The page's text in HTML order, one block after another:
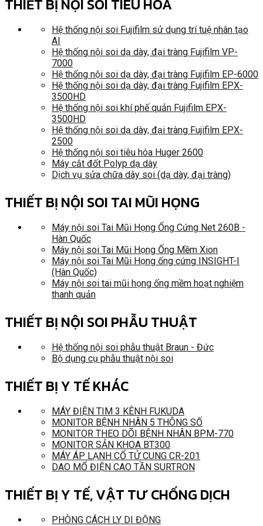
THIẾT BỊ NỘI SOI TIÊU HÓA
Hệ thống nội soi Fujifilm sử dụng trí tuệ nhân tạo
AI
Hệ thống nội soi dạ dày, đại tràng Fujifilm VP-
7000
Hệ thống nội soi dạ dày, đại tràng Fujifilm EP-6000
Hệ thống nội soi dạ dày, đại tràng Fujifilm EPX-
3500HD
Hệ thống nội soi khí phế quản Fujifilm EPX-
3500HD
Hệ thống nội soi dạ dày, đại tràng Fujifilm EPX-
2500
Hệ thống nội soi tiêu hóa Huger 2600
Máy cắt đốt Polyp dạ dày
Dịch vụ sửa chữa dây soi (dạ dày, đại tràng)
THIẾT BỊ NỘI SOI TAI MŨI HỌNG
Máy nội soi Tai Mũi Họng Ống Cứng Net 260B -
Hàn Quốc
Máy nội soi Tai Mũi Họng Ống Mềm Xion
Máy nội soi Tai Mũi Họng ống cứng INSIGHT-I
(Hàn Quốc)
Máy nội soi tai mũi họng ống mềm hoạt nghiệm
thanh quản
THIẾT BỊ NỘI SOI PHẪU THUẬT
Hệ thống nội soi phẫu thuật Braun - Đức
Bộ dụng cụ phẫu thuật nội soi
THIẾT BỊ Y TẾ KHÁC
MÁY ĐIỆN TIM 3 KÊNH FUKUDA
MONITOR BỆNH NHÂN 5 THÔNG SỐ
MONITOR THEO DÕI BỆNH NHÂN BPM-770
MONITOR SẢN KHOA BT300
MÁY ÁP LẠNH CỔ TỬ CUNG CR-201
DAO MỔ ĐIỆN CAO TẦN SURTRON
THIẾT BỊ Y TẾ, VẬT TƯ CHỐNG DỊCH
PHÒNG CÁCH LY DI ĐỘNG